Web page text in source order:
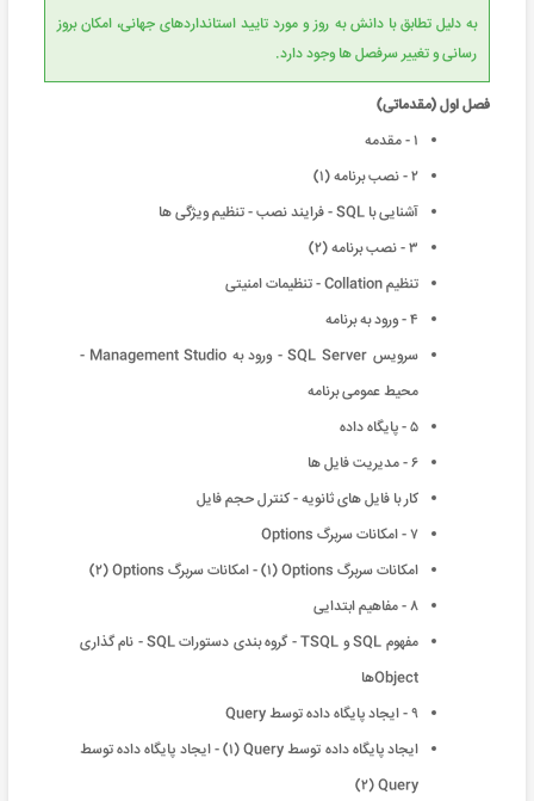
به دلیل تطابق با دانش به روز و مورد تایید استانداردهای جهانی، امکان بروز
رسانی و تغییر سرفصل ها وجود دارد.
فصل اول (مقدماتی)
١ - مقدمه
٢ - نصب برنامه (١)
آشنایی با SQL - فرایند نصب - تنظیم ویژگی ها
٣ - نصب برنامه (٢)
تنظیم Collation - تنظیمات امنیتی
۴ - ورود به برنامه
سرویس SQL Server - ورود به Management Studio -
محیط عمومی برنامه
۵ - پایگاه داده
۶ - مدیریت فایل ها
کار با فایل های ثانویه - کنترل حجم فایل
٧ - امکانات سربرگ Options
امکانات سربرگ Options (١) - امکانات سربرگ Options (٢)
٨ - مفاهیم ابتدایی
مفهوم SQL و TSQL - گروه بندی دستورات SQL - نام گذاری
Objectها
٩ - ایجاد پایگاه داده توسط Query
ایجاد پایگاه داده توسط Query (١) - ایجاد پایگاه داده توسط
Query (٢)